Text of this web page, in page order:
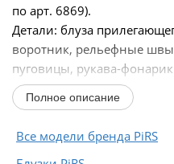
по арт. 6869).
Детали: блуза
воротник, рельефные
пуговицы, рукава-
без подкладки. Баска-пояс
Полное описание
Все модели бренда PiRS